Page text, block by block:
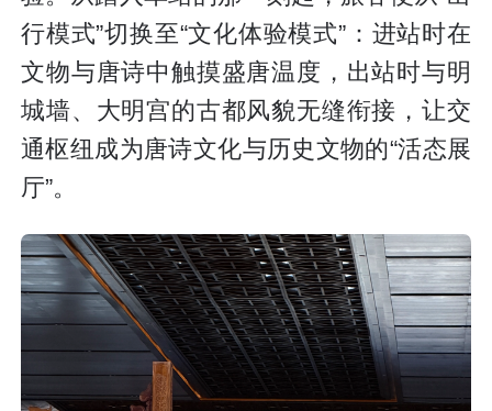
行模式”切换至“文化体验模式”：进站时在
文物与唐诗中触摸盛唐温度，出站时与明
城墙、大明宫的古都风貌无缝衔接，让交
通枢纽成为唐诗文化与历史文物的“活态展
厅”。